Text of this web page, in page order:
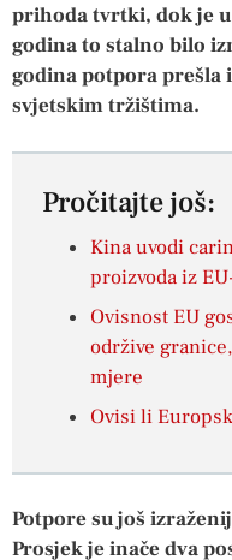
prihoda tvrtki, dok je
godina to stalno bilo
godina potpora prešla
svjetskim tržištima.
Pročitajte još:
Kina uvodi
proizvoda iz
Ovisnost EU
održive
mjere
Ovisi li
Potpore su još
Prosjek je inače dva